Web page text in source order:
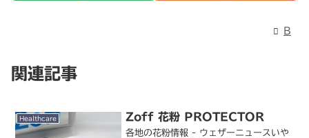
B
関連記事
Healthcare Zoff 花粉 PROTECTOR
各地の花粉情報 - ウェザーニュースいや